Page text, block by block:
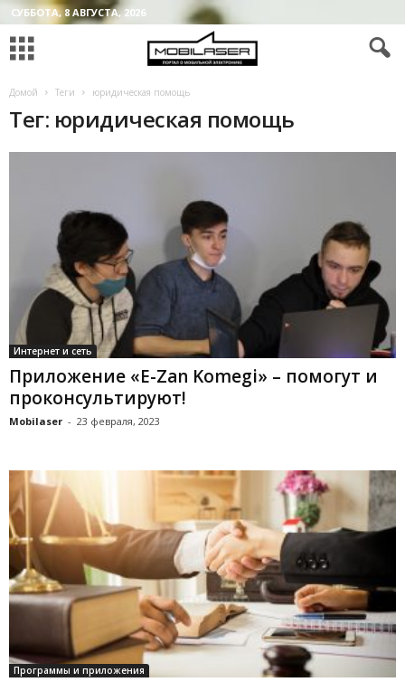
СУББОТА, 8 АВГУСТА, 2026
Домой Теги юридическая помощь
Тег: юридическая помощь
Интернет и сеть
Приложение «Е-Zan Komegi» – помогут и
проконсультируют!
Mobilaser - 23 февраля, 2023
Программы и приложения